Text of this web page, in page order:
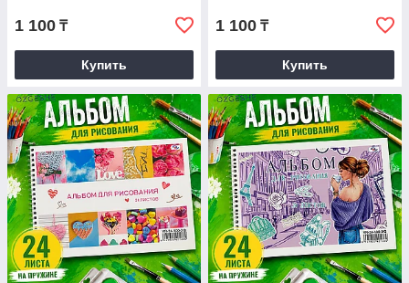
1 100 ₸
Купить
1 100 ₸
Купить